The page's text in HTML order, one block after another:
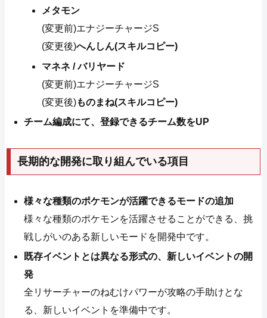
メタモン
(変更前)エナジーチャージS
(変更後)へんしん(スキルコピー)
マネネ / バリヤード
(変更前)エナジーチャージS
(変更後)ものまね(スキルコピー)
チーム編成にて、登録できるチーム数をUP
長期的な開発に取り組んでいる項目
様々な種類のポケモンが活躍できるモードの追加
様々な種類のポケモンを活躍させることができる、挑
戦しがいのある新しいモードを開発中です。
既存イベントとは異なる形式の、新しいイベントの開
発
全リサーチャーのねむけパワーが攻略の手助けとな
る、新しいイベントを準備中です。